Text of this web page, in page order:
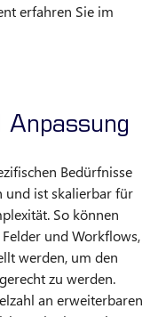
erfahren Sie im
Bedürfnisse
und ist skalierbar für
So können
und Workflows,
werden, um den
zu werden.
an erweiterbaren